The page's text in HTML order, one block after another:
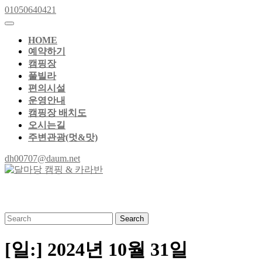
Skip
to
Skip
content
01050640421
Open
ButtonHOME
예약하기
캠핑장
풀빌라
편의시설
운영안내
캠핑장 배치도
오시는길
주변관광(멋&맛)
Close
Button
dh00707@daum.netdh00707@daum.net
Search
for:
[일:] 2024년 10월 31일